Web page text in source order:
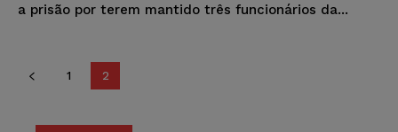
a prisão por terem mantido três funcionários da...
1 2